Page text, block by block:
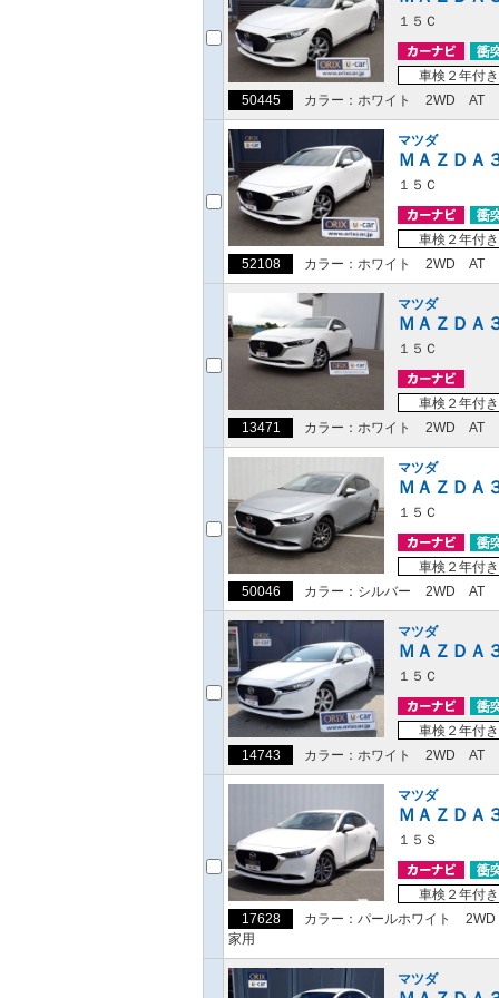
１５Ｃ
車検２年付き
50445
カラー：ホワイト 2WD AT
マツダ
ＭＡＺＤ
１５Ｃ
車検２年付き
52108
カラー：ホワイト 2WD AT
マツダ
ＭＡＺＤ
１５Ｃ
車検２年付き
13471
カラー：ホワイト 2WD AT
マツダ
ＭＡＺＤ
１５Ｃ
車検２年付き
50046
カラー：シルバー 2WD AT
マツダ
ＭＡＺＤ
１５Ｃ
車検２年付き
14743
カラー：ホワイト 2WD AT
マツダ
ＭＡＺＤ
１５Ｓ
車検２年付き
17628
カラー：パールホワイト
2WD
家用
マツダ